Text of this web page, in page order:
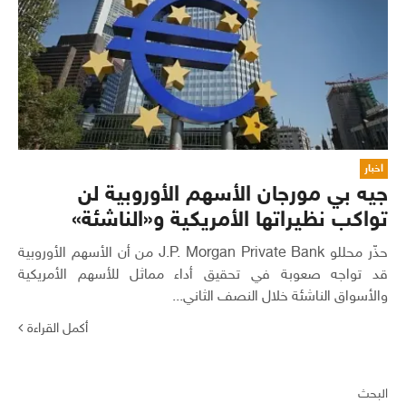
اخبار
جيه بي مورجان الأسهم الأوروبية لن
تواكب نظيراتها الأمريكية و«الناشئة»
حذّر محللو J.P. Morgan Private Bank من أن الأسهم الأوروبية
قد تواجه صعوبة في تحقيق أداء مماثل للأسهم الأمريكية
والأسواق الناشئة خلال النصف الثاني...
أكمل القراءة
البحث